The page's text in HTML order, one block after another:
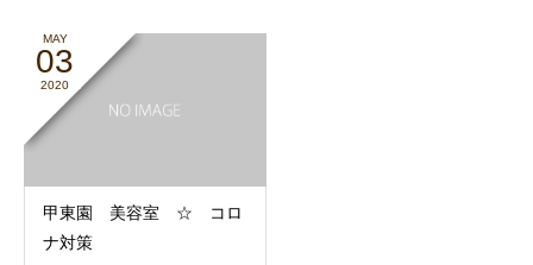
MAY
03
2020
甲東園 美容室 ☆ コロ
ナ対策